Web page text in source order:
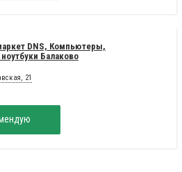
DNS, Компьютеры,
Балаково
21